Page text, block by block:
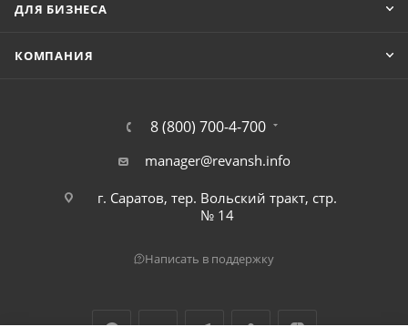
ДЛЯ БИЗНЕСА
КОМПАНИЯ
8 (800) 700-4-700
manager@revansh.info
г. Саратов, тер. Вольский тракт, стр.
№ 14
Написать в поддержку